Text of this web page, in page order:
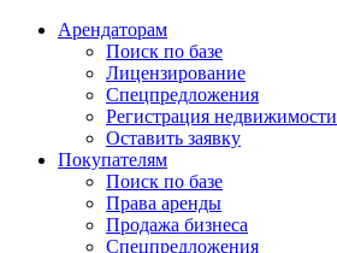
Арендаторам
Поиск по базе
Лицензирование
Спецпредложения
Регистрация недвижимости
Оставить заявку
Покупателям
Поиск по базе
Права аренды
Продажа бизнеса
Спецпредложения